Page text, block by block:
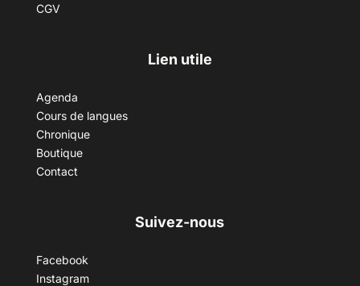
CGV
Lien utile
Agenda
Cours de langues
Chronique
Boutique
Contact
Suivez-nous
Facebook
Instagram